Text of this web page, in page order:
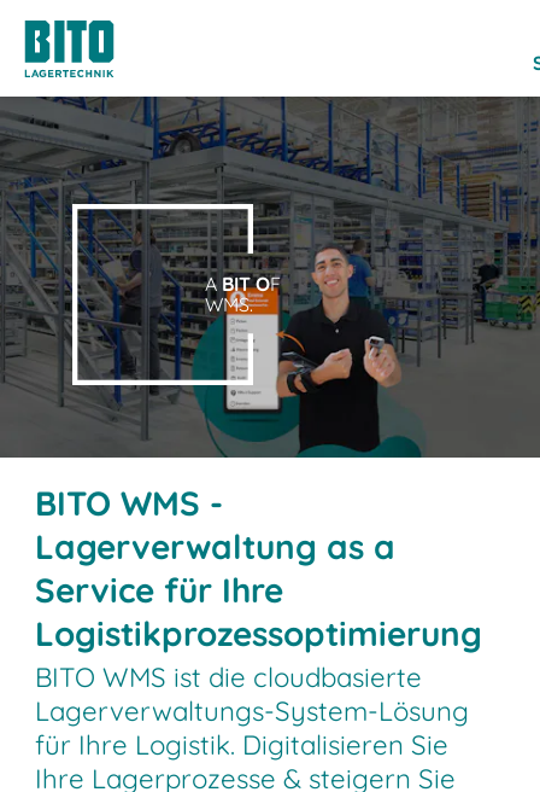
A BIT OF
WMS.
BITO WMS -
Lagerverwaltung as a
Service für Ihre
Logistikprozessoptimierung
BITO WMS ist die cloudbasierte
Lagerverwaltungs-System-Lösung
für Ihre Logistik. Digitalisieren Sie
Ihre Lagerprozesse & steigern Sie